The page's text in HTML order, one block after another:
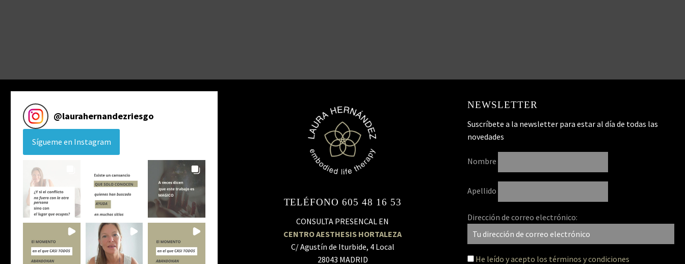
@laurahernandezriesgo
Sígueme en Instagram
TELÉFONO 605 48 16 53
CONSULTA PRESENCAL EN
CENTRO AESTHESIS HORTALEZA
C/ Agustín de Iturbide, 4 Local
28043 MADRID
NEWSLETTER
Suscríbete a la newsletter para estar al día de todas las
novedades
Nombre
Apellido
Dirección de correo electrónico:
He leído y acepto los términos y condiciones